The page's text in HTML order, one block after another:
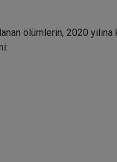
ölümlerin, 2020 yılına